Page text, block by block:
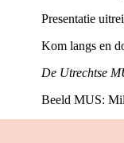
Presentatie
Kom langs en
De Utrechtse
Beeld MUS: